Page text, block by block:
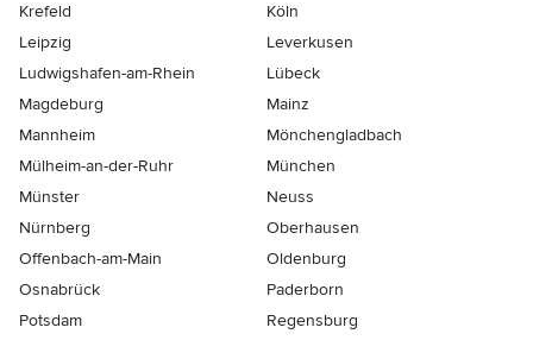
Krefeld
Köln
Leipzig
Leverkusen
Ludwigshafen-am-Rhein
Lübeck
Magdeburg
Mainz
Mannheim
Mönchen­gladbach
Mülheim-an-der-Ruhr
München
Münster
Neuss
Nürnberg
Oberhausen
Offenbach-am-Main
Oldenburg
Osnabrück
Paderborn
Potsdam
Regensburg